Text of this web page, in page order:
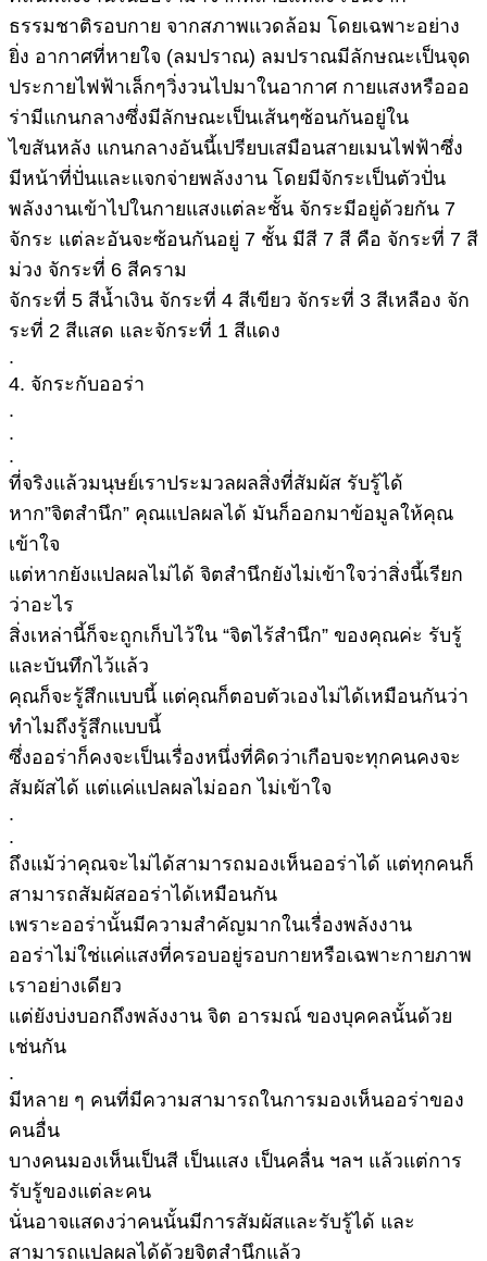
ธรรมชาติรอบกาย จากสภาพแวดล้อม โดยเฉพาะอย่าง
ยิ่ง อากาศที่หายใจ (ลมปราณ) ลมปราณมีลักษณะเป็นจุด
ประกายไฟฟ้าเล็กๆวิ่งวนไปมาในอากาศ กายแสงหรือออ
ร่ามีแกนกลางซึ่งมีลักษณะเป็นเส้นๆซ้อนกันอยู่ใน
ไขสันหลัง แกนกลางอันนี้เปรียบเสมือนสายเมนไฟฟ้าซึ่ง
มีหน้าที่ปั่นและแจกจ่ายพลังงาน โดยมีจักระเป็นตัวปั่น
พลังงานเข้าไปในกายแสงแต่ละชั้น จักระมีอยู่ด้วยกัน 7
จักระ แต่ละอันจะซ้อนกันอยู่ 7 ชั้น มีสี 7 สี คือ จักระที่ 7 สี
ม่วง จักระที่ 6 สีคราม
จักระที่ 5 สีน้ำเงิน จักระที่ 4 สีเขียว จักระที่ 3 สีเหลือง จัก
ระที่ 2 สีแสด และจักระที่ 1 สีแดง
.
4. จักระกับออร่า
.
.
.
ที่จริงแล้วมนุษย์เราประมวลผลสิ่งที่สัมผัส รับรู้ได้
หาก”จิตสำนึก” คุณแปลผลได้ มันก็ออกมาข้อมูลให้คุณ
เข้าใจ
แต่หากยังแปลผลไม่ได้ จิตสำนึกยังไม่เข้าใจว่าสิ่งนี้เรียก
ว่าอะไร
สิ่งเหล่านี้ก็จะถูกเก็บไว้ใน “จิตไร้สำนึก” ของคุณค่ะ รับรู้
และบันทึกไว้แล้ว
คุณก็จะรู้สึกแบบนี้ แต่คุณก็ตอบตัวเองไม่ได้เหมือนกันว่า
ทำไมถึงรู้สึกแบบนี้
ซึ่งออร่าก็คงจะเป็นเรื่องหนึ่งที่คิดว่าเกือบจะทุกคนคงจะ
สัมผัสได้ แต่แค่แปลผลไม่ออก ไม่เข้าใจ
.
.
ถึงแม้ว่าคุณจะไม่ได้สามารถมองเห็นออร่าได้ แต่ทุกคนก็
สามารถสัมผัสออร่าได้เหมือนกัน
เพราะออร่านั้นมีความสำคัญมากในเรื่องพลังงาน
ออร่าไม่ใช่แค่แสงที่ครอบอยู่รอบกายหรือเฉพาะกายภาพ
เราอย่างเดียว
แต่ยังบ่งบอกถึงพลังงาน จิต อารมณ์ ของบุคคลนั้นด้วย
เช่นกัน
.
มีหลาย ๆ คนที่มีความสามารถในการมองเห็นออร่าของ
คนอื่น
บางคนมองเห็นเป็นสี เป็นแสง เป็นคลื่น ฯลฯ แล้วแต่การ
รับรู้ของแต่ละคน
นั่นอาจแสดงว่าคนนั้นมีการสัมผัสและรับรู้ได้ และ
สามารถแปลผลได้ด้วยจิตสำนึกแล้ว